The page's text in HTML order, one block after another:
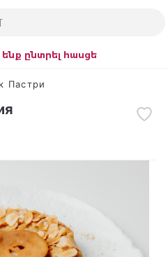
ընտրել հասցե
Пастри